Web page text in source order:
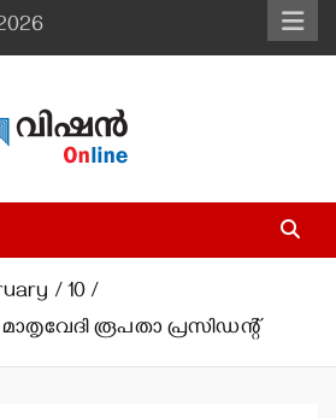
Online
with Divine Clarity.
10
മാതൃവേദി രൂപതാ പ്രസിഡന്റ്